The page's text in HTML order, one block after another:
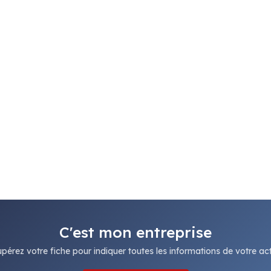
C'est mon entreprise
votre fiche pour indiquer toutes les informations de votre